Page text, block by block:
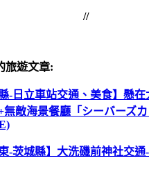
//
旅遊文章:
-日立車站交通、美食】懸
無敵海景餐廳「シーバーズ
-茨城縣】大洗磯前神社交